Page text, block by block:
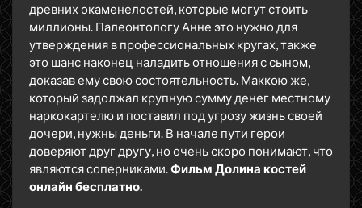
древних окаменелостей, которые могут стоить
миллионы. Палеонтологу Анне это нужно для
утверждения в профессиональных кругах, также
это шанс наконец наладить отношения с сыном,
доказав ему свою состоятельность. Маккою же,
который задолжал крупную сумму денег местному
наркокартелю и поставил под угрозу жизнь своей
дочери, нужны деньги. В начале пути герои
доверяют друг другу, но очень скоро понимают, что
являются соперниками. Фильм Долина костей
онлайн бесплатно.